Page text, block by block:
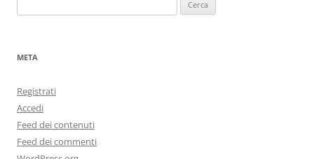
per:
META
Registrati
Accedi
Feed dei contenuti
Feed dei commenti